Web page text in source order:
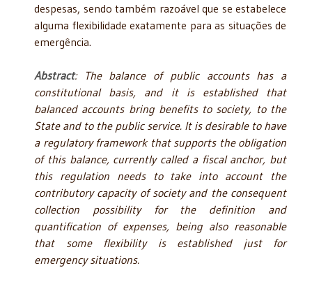
despesas, sendo também razoável que se estabelece
alguma flexibilidade exatamente para as situações de
emergência.
Abstract: The balance of public accounts has a
constitutional basis, and it is established that
balanced accounts bring benefits to society, to the
State and to the public service. It is desirable to have
a regulatory framework that supports the obligation
of this balance, currently called a fiscal anchor, but
this regulation needs to take into account the
contributory capacity of society and the consequent
collection possibility for the definition and
quantification of expenses, being also reasonable
that some flexibility is established just for
emergency situations.